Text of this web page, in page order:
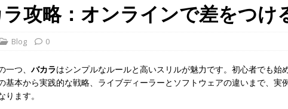
攻略：オンラインで差をつけ
Blog 0
つ、 バカラはシンプルなルールと高いスリルが魅力です。初心者でも
基本から実践的な戦略、ライブディーラーとソフトウェアの違いまで、
ます。